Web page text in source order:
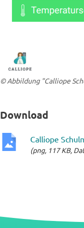
© Abbildung "Calliope
Download
Calliope
(png, 117 KB,